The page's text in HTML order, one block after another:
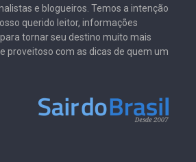
e blogueiros. Temos a intenção
querido leitor, informações
tornar seu destino muito mais
proveitoso com as dicas de quem um